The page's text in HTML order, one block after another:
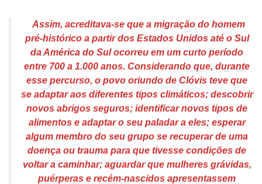
Assim, acreditava-se que a migração do homem
pré-histórico a partir dos Estados Unidos até o Sul
da América do Sul ocorreu em um curto período
entre 700 a 1.000 anos. Considerando que, durante
esse percurso, o povo oriundo de Clóvis teve que
se adaptar aos diferentes tipos climáticos; descobrir
novos abrigos seguros; identificar novos tipos de
alimentos e adaptar o seu paladar a eles; esperar
algum membro do seu grupo se recuperar de uma
doença ou trauma para que tivesse condições de
voltar a caminhar; aguardar que mulheres grávidas,
puérperas e recém-nascidos apresentassem